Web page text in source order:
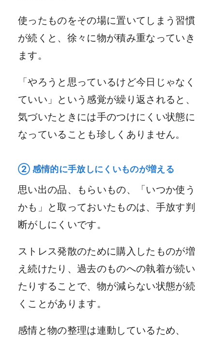
使ったものをその場に置いてしまう習慣
が続くと、徐々に物が積み重なっていき
ます。
「やろうと思っているけど今日じゃなく
ていい」という感覚が繰り返されると、
気づいたときには手のつけにくい状態に
なっていることも珍しくありません。
② 感情的に手放しにくいものが増える
思い出の品、もらいもの、「いつか使う
かも」と取っておいたものは、手放す判
断がしにくいです。
ストレス発散のために購入したものが増
え続けたり、過去のものへの執着が続い
たりすることで、物が減らない状態が続
くことがあります。
感情と物の整理は連動しているため、